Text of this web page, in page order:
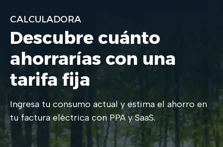
CALCULADORA
Descubre cuánto
ahorrarías con una
tarifa fija
Ingresa tu consumo actual y estima el ahorro en
tu factura eléctrica con PPA y SaaS.